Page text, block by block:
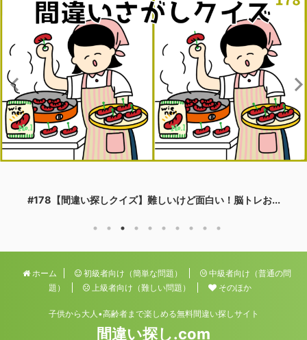
#178【間違い探しクイズ】難しいけど面白い！脳トレお...
ホーム 初級者向け（簡単な問題）
中級者向け（普通の問
題）
上級者向け（難しい問題） そのほか
子供から大人•高齢者まで楽しめる無料間違い探しサイト
間違い探し.com